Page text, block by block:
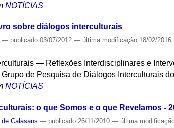
NOTÍCIAS
sobre diálogos interculturais
— publicado 03/07/2012— última modificação 18/02/
— Reflexões Interdisciplinares e
de Pesquisa de Diálogos Interculturais
NOTÍCIAS
o que Somos e o que Revelamos -
de Calasans — publicado 26/11/2010— última